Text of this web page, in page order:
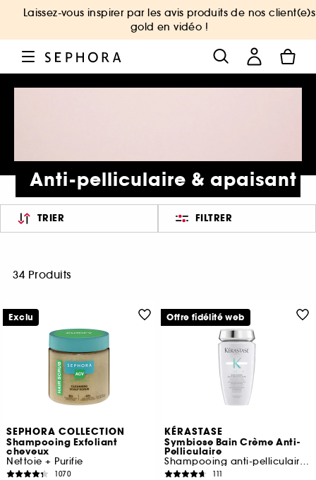
Laissez-vous inspirer par les avis produits de nos client(e)s
gold en vidéo !
Anti-pelliculaire & apaisant
TRIER FILTRER
34 Produits
SEPHORA COLLECTION
Shampooing Exfoliant
cheveux
Nettoie + Purifie
1070
Exclu
KÉRASTASE
Symbiose Bain Crème Anti-
Pelliculaire
Shampooing anti-pelliculaire hydratant
111
Offre fidélité web